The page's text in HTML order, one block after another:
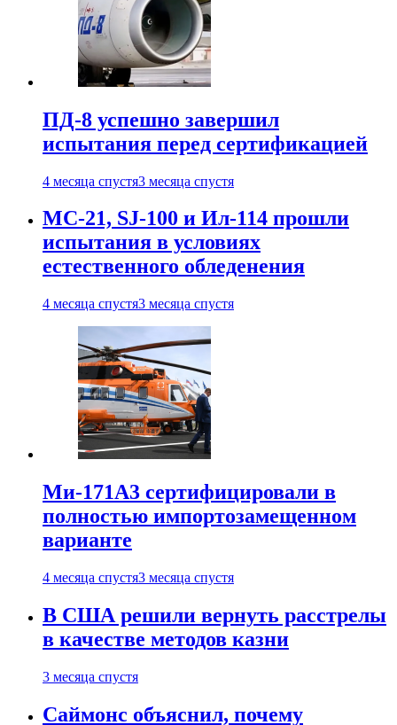
ПД-8 успешно завершил
испытания перед сертификацией
4 месяца спустя3 месяца спустя
МС-21, SJ-100 и Ил-114 прошли
испытания в условиях
естественного обледенения
4 месяца спустя3 месяца спустя
Ми-171А3 сертифицировали в
полностью импортозамещенном
варианте
4 месяца спустя3 месяца спустя
В США решили вернуть расстрелы
в качестве методов казни
3 месяца спустя
Саймонс объяснил, почему